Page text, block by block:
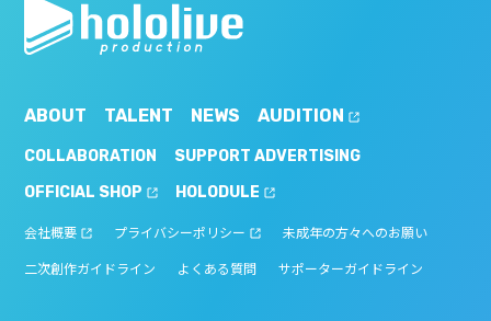
ABOUT TALENT NEWS AUDITION
COLLABORATION
SUPPORT ADVERTISING
OFFICIAL SHOP
HOLODULE
会社概要 プライバシーポリシー 未成年の方々へのお願い
二次創作ガイドライン よくある質問 サポーターガイドライン